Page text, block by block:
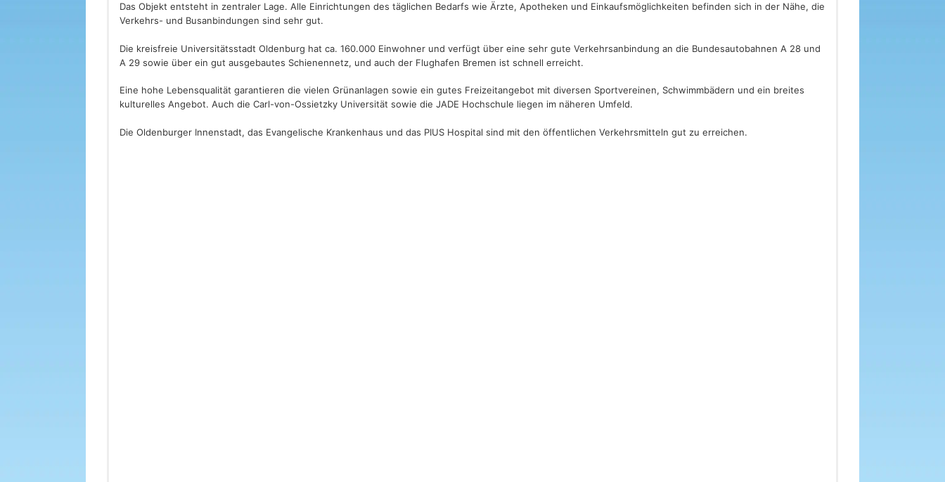
Das Objekt entsteht in zentraler Lage. Alle Einrichtungen des täglichen Bedarfs wie Ärzte, Apotheken und Einkaufsmöglichkeiten befinden sich in der Nähe, die
Verkehrs- und Busanbindungen sind sehr gut.
Die kreisfreie Universitätsstadt Oldenburg hat ca. 160.000 Einwohner und verfügt über eine sehr gute Verkehrsanbindung an die Bundesautobahnen A 28 und
A 29 sowie über ein gut ausgebautes Schienennetz, und auch der Flughafen Bremen ist schnell erreicht.
Eine hohe Lebensqualität garantieren die vielen Grünanlagen sowie ein gutes Freizeitangebot mit diversen Sportvereinen, Schwimmbädern und ein breites
kulturelles Angebot. Auch die Carl-von-Ossietzky Universität sowie die JADE Hochschule liegen im näheren Umfeld.
Die Oldenburger Innenstadt, das Evangelische Krankenhaus und das PIUS Hospital sind mit den öffentlichen Verkehrsmitteln gut zu erreichen.